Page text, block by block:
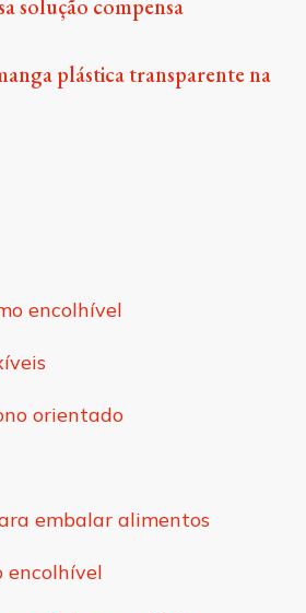
solução compensa
plástica transparente na
encolhível
orientado
embalar alimentos
encolhível